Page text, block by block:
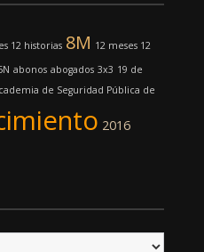
12 historias 8M 12 meses 12
abonos abogados 3x3 19 de
de Seguridad Pública de
2016